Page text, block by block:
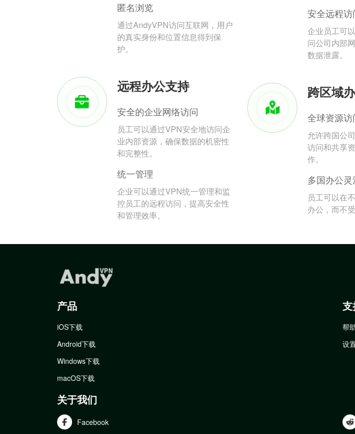
匿名浏览
通过AndyVPN访问互联网，用户
的真实身份和位置信息得到保
护。
安全远程访
企业员工可
问公司内部
数据泄露。
远程办公支持
安全的企业网络访问
员工可以通过VPN安全地访问企
业内部资源，确保数据的机密性
和完整性。
统一管理
企业可以通过VPN统一管理和监
控员工的远程访问，提高安全性
和管理效率。
跨区域
全球资源访
允许跨国公
访问和共享
作。
多国办公灵
员工可以在
办公，而不
产品
iOS下载
Android下载
Windows下载
macOS下载
帮
设
关于我们
Facebook